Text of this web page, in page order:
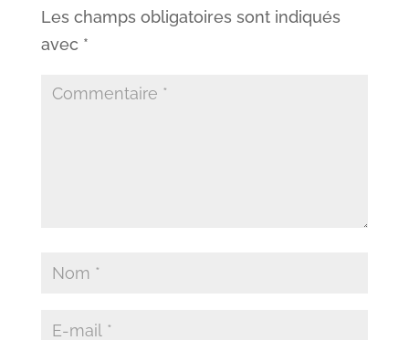
Les champs obligatoires sont indiqués
avec *